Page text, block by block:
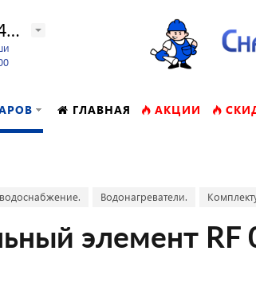
8 (8172) 26-44-24
ГЛАВНАЯ АКЦИИ
Водонагреватели.
элемент